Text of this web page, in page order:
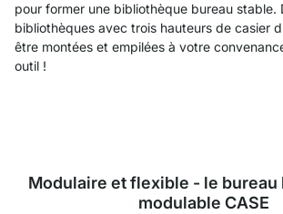
pour former une bibliothèque bureau stable.
bibliothèques avec trois hauteurs de casier
être montées et empilées à votre
outil !
Modulaire et flexible - le
modulable CASE